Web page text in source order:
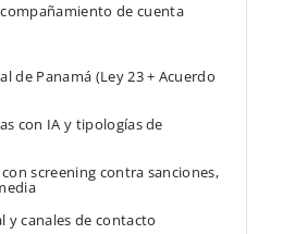
de cuenta
de Panamá (Ley 23 + Acuerdo
con IA y tipologías de
screening contra sanciones,
y canales de contacto